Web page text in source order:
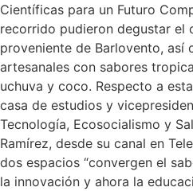
Científicas para un Futuro
recorrido pudieron degustar el
proveniente de Barlovento, así
artesanales con sabores
uchuva y coco. Respecto a
casa de estudios y
Tecnología, Ecosocialismo y
Ramírez, desde su canal en
dos espacios “convergen el
la innovación y ahora la